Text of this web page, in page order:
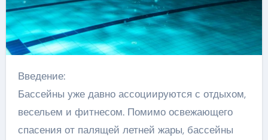
Введение:
Бассейны уже давно ассоциируются с отдыхом,
весельем и фитнесом. Помимо освежающего
спасения от палящей летней жары, бассейны